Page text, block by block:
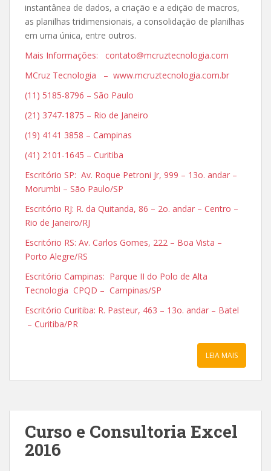
instantânea de dados, a criação e a edição de macros,
as planilhas tridimensionais, a consolidação de planilhas
em uma única, entre outros.
Mais Informações: contato@mcruztecnologia.com
MCruz Tecnologia – www.mcruztecnologia.com.br
(11) 5185-8796 – São Paulo
(21) 3747-1875 – Rio de Janeiro
(19) 4141 3858 – Campinas
(41) 2101-1645 – Curitiba
Escritório SP: Av. Roque Petroni Jr, 999 – 13o. andar –
Morumbi – São Paulo/SP
Escritório RJ: R. da Quitanda, 86 – 2o. andar – Centro –
Rio de Janeiro/RJ
Escritório RS: Av. Carlos Gomes, 222 – Boa Vista –
Porto Alegre/RS
Escritório Campinas: Parque II do Polo de Alta
Tecnologia CPQD – Campinas/SP
Escritório Curitiba: R. Pasteur, 463 – 13o. andar – Batel
– Curitiba/PR
LEIA MAIS
Curso e Consultoria Excel
2016